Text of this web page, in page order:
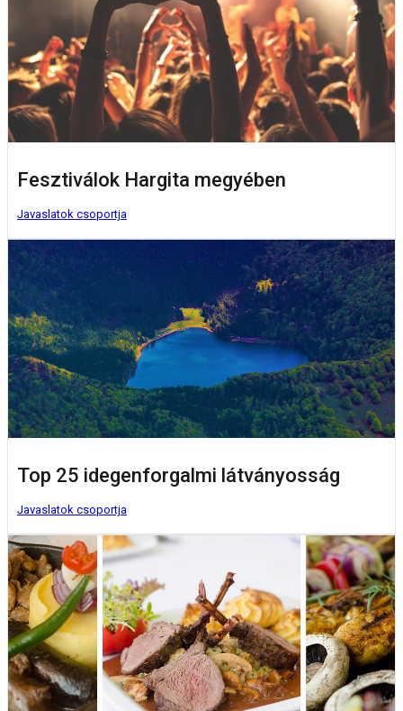
Fesztiválok Hargita megyében
Javaslatok csoportja
Top 25 idegenforgalmi látványosság
Javaslatok csoportja